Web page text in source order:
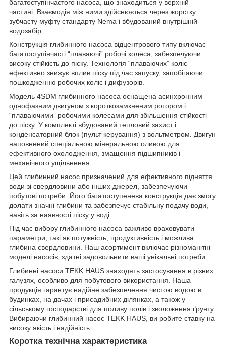
багатоступінчастого насоса, що знаходиться у верхній
частині. Взаємодія між ними здійснюється через жорстку
зубчасту муфту стандарту Nema і вбудований внутрішній
водозабір.
Конструкція глибинного насоса відцентрового типу включає
багатоступінчасті “плаваючі” робочі колеса, забезпечуючи
високу стійкість до піску. Технологія “плаваючих” коліс
ефективно знижує вплив піску під час запуску, запобігаючи
пошкодженню робочих коліс і дифузорів.
Модель 4SDM глибинного насоса оснащена асинхронним
однофазним двигуном з короткозамкненим ротором і
“плаваючими” робочими колесами для збільшення стійкості
до піску. У комплекті вбудований тепловий захист і
конденсаторний блок (пульт керування) з вольтметром. Двигун
наповнений спеціальною мінеральною оливою для
ефективного охолодження, змащення підшипників і
механічного ущільнення.
Цей глибинний насос призначений для ефективного підняття
води зі свердловини або інших джерел, забезпечуючи
побутові потреби. Його багатоступенева конструкція дає змогу
долати значні глибини та забезпечує стабільну подачу води,
навіть за наявності піску у воді.
Під час вибору глибинного насоса важливо враховувати
параметри, такі як потужність, продуктивність і можлива
глибина свердловини. Наш асортимент включає різноманітні
моделі насосів, здатні задовольнити ваші унікальні потреби.
Глибинні насоси TEKK HAUS знаходять застосування в різних
галузях, особливо для побутового використання. Наша
продукція гарантує надійне забезпечення чистою водою в
будинках, на дачах і присадибних ділянках, а також у
сільському господарстві для поливу полів і зволоження ґрунту.
Вибираючи глибинний насос TEKK HAUS, ви робите ставку на
високу якість і надійність.
Коротка технічна характеристика